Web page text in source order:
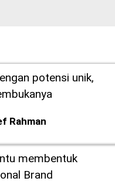
potensi unik,
Rahman
membentuk
Brand